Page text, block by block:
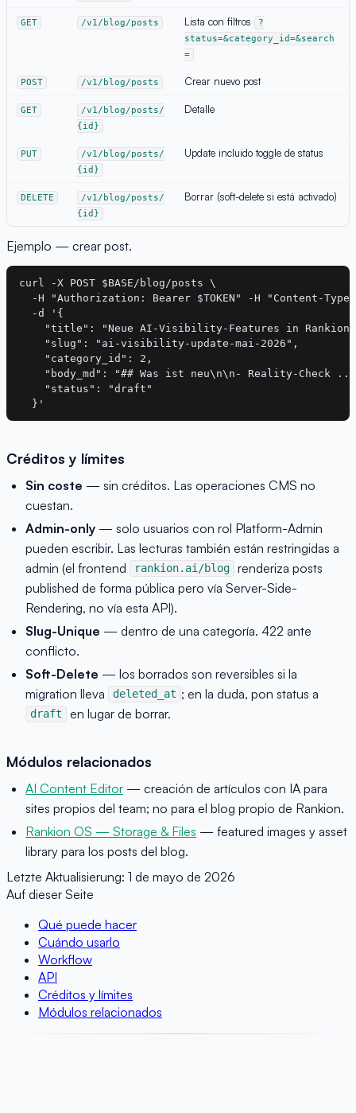
GET /v1/blog/posts Lista con filtros
?
status=&category_id=&search
=
POST /v1/blog/posts Crear nuevo post
GET
/v1/blog/posts/
{id}
Detalle
PUT
/v1/blog/posts/
{id}
Update incluido toggle de status
DELETE
/v1/blog/posts/
{id}
Borrar (soft-delete si está activado)
Ejemplo — crear post.
curl -X POST $BASE/blog/posts \
-H "Authorization: Bearer $TOKEN" -H "Content-
  -d '{
"title": "Neue AI-Visibility-Features in
    "slug": "ai-visibility-update-mai-2026",
    "category_id": 2,
"body_md": "## Was ist neu\n\n- Reality-Check
    "status": "draft"
Créditos y límites
Sin coste — sin créditos. Las operaciones CMS no
cuestan.
Admin-only — solo usuarios con rol Platform-Admin
pueden escribir. Las lecturas también están restringidas a
admin (el frontend
rankion.ai/blog
renderiza posts
published de forma pública pero vía Server-Side-
Rendering, no vía esta API).
Slug-Unique — dentro de una categoría. 422 ante
conflicto.
Soft-Delete — los borrados son reversibles si la
migration lleva
deleted_at ; en la duda, pon status a
draft en lugar de borrar.
Módulos relacionados
AI Content Editor — creación de artículos con IA para
sites propios del team; no para el blog propio de Rankion.
Rankion OS — Storage & Files — featured images y asset
library para los posts del blog.
Letzte Aktualisierung: 1 de mayo de 2026
Auf dieser Seite
Qué puede hacer
Cuándo usarlo
Workflow
API
Créditos y límites
Módulos relacionados